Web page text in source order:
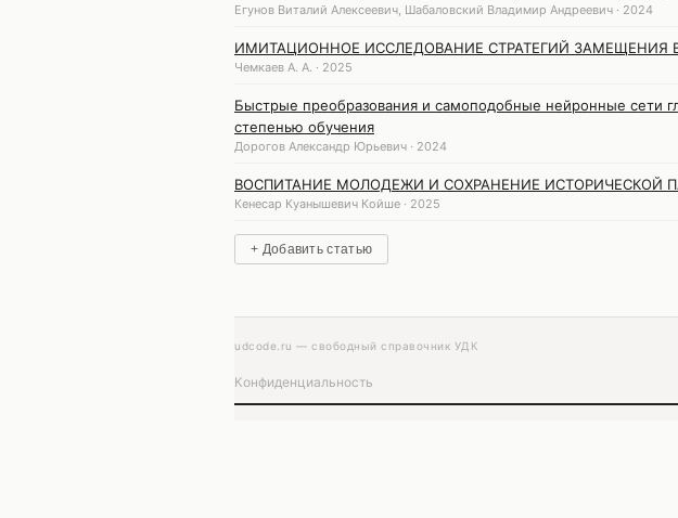
Егунов Виталий Алексеевич, Шабаловский Владимир Андреевич · 2024
ИМИТАЦИОННОЕ ИССЛЕДОВАНИЕ СТРАТЕГИЙ
Чемкаев А. А. · 2025
Быстрые преобразования и самоподобные нейронные сети
степенью обучения
Дорогов Александр Юрьевич · 2024
ВОСПИТАНИЕ МОЛОДЕЖИ И СОХРАНЕНИЕ ИСТОРИЧЕСКОЙ
Кенесар Куанышевич Койше · 2025
+ Добавить статью
udcode.ru — свободный справочник УДК
Конфиденциальность